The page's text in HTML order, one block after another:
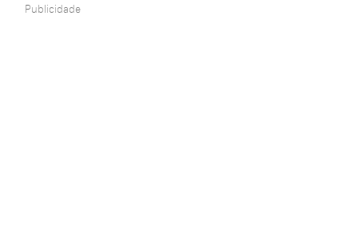
Publicidade